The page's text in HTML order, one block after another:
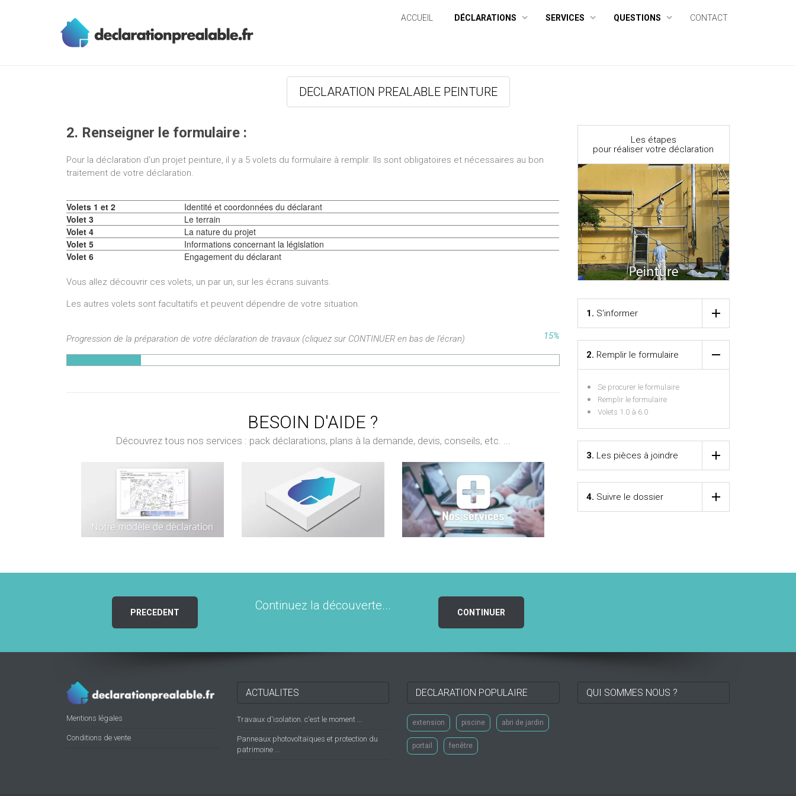
ACCUEIL DÉCLARATIONS SERVICES QUESTIONS CONTACT
DECLARATION PREALABLE PEINTURE
2. Renseigner le formulaire :
Pour la déclaration d'un projet peinture, il y a 5 volets du formulaire à remplir. Ils sont obligatoires et nécessaires au bon
traitement de votre déclaration.
Volets 1 et 2
Identité et coordonnées du déclarant
Volet 3
Le terrain
Volet 4
La nature du projet
Volet 5
Informations concernant la législation
Volet 6
Engagement du déclarant
Vous allez découvrir ces volets, un par un, sur les écrans suivants.
Les autres volets sont facultatifs et peuvent dépendre de votre situation.
Progression de la préparation de votre déclaration de travaux (cliquez sur CONTINUER en bas de l'écran) 15%
BESOIN D'AIDE ?
Découvrez tous nos services : pack déclarations, plans à la demande, devis, conseils, etc. ...
Les étapes
pour réaliser votre déclaration
1. S'informer
2. Remplir le formulaire
Se procurer le formulaire
Remplir le formulaire
Volets 1.0 à 6.0
3. Les pièces à joindre
4. Suivre le dossier
PRECEDENT Continuez la découverte... CONTINUER
Mentions légales
Conditions de vente
ACTUALITES
Travaux d'isolation. c'est le moment ...
Panneaux photovoltaïques et protection du
patrimoine ...
DECLARATION POPULAIRE
extension piscine abri de jardin
portail fenêtre
QUI SOMMES NOUS ?